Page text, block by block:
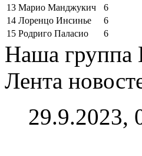
13 Марио Манджукич
6
14 Лоренцо Инсинье
6
15 Родриго Паласио 6
Наша группа
Лента
29.9.2023,